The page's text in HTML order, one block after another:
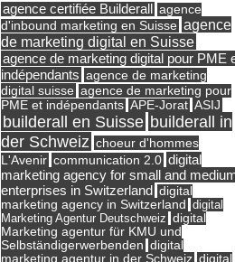
agence certifiée Builderall
agence
d'inbound marketing en Suisse agence
de marketing digital en Suisse
agence de marketing digital pour PME
indépendants agence de marketing
digital suisse agence de marketing pour
PME et indépendants APE-Jorat ASIJ
builderall en Suisse builderall in
der Schweiz choeur d'hommes
L'Avenir communication 2.0 digital
marketing agency for small and
enterprises in Switzerland digital
marketing agency in Switzerland digital
Marketing Agentur Deutschweiz digital
Marketing agentur für KMU und
Selbständigerwerbenden digital
marketing agentur in der Schweiz digital